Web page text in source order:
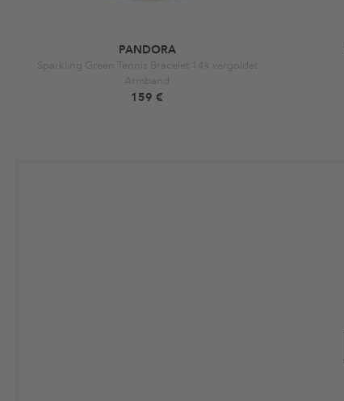
PANDORA
Sparkling Green Tennis Bracelet 14k vergoldet
Armband
159 €